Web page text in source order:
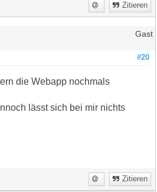
Zitieren
Gast
#20
die Webapp nochmals
lässt sich bei mir nichts
Zitieren